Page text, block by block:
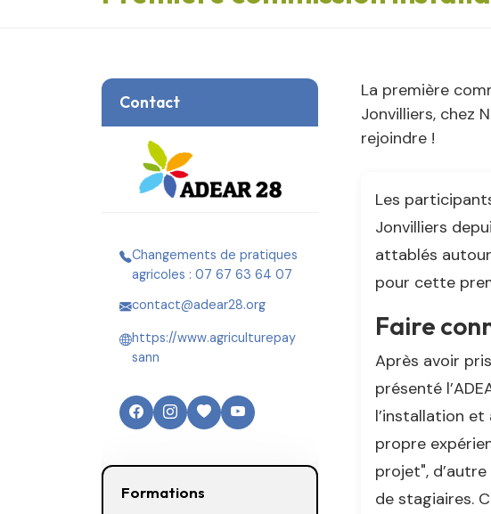
Contact
Changements de pratiques
agricoles : 07 67 63 64 07
contact@adear28.org
https://www.agriculturepay
sann
Formations
La première
Jonvilliers, chez
rejoindre !
Les
Jonvilliers
attablés
pour cette
Faire
Après avoir
présenté
l’installation
propre
projet",
de stagiaires.